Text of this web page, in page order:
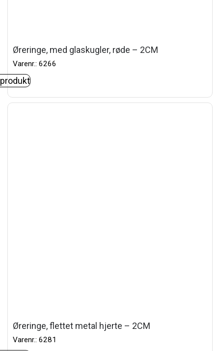
Øreringe, med glaskugler, røde – 2CM
Varenr.: 6266
Øreringe, flettet metal hjerte – 2CM
Varenr.: 6281